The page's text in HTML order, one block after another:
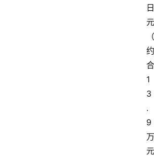
日
元
（
约
合
1
3
.
9
万
元